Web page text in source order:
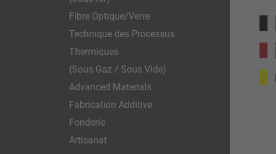
Fibre Optique/Verre
Technique des Processus
Thermiques
(Sous Gaz / Sous Vide)
Advanced Materials
Fabrication Additive
Fonderie
Artisanat